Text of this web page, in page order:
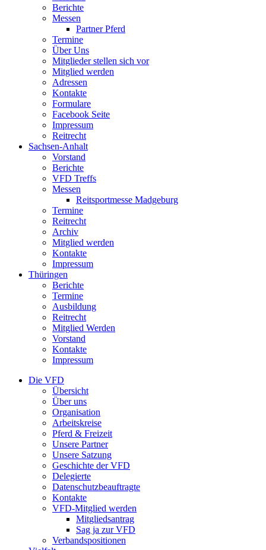
Berichte
Messen
Partner Pferd
Termine
Über Uns
Mitglieder stellen sich vor
Mitglied werden
Adressen
Kontakte
Formulare
Facebook Seite
Impressum
Reitrecht
Sachsen-Anhalt
Vorstand
Berichte
VFD Treffs
Messen
Reitsportmesse Madgeburg
Termine
Reitrecht
Archiv
Mitglied werden
Kontakte
Impressum
Thüringen
Berichte
Termine
Ausbildung
Reitrecht
Mitglied Werden
Vorstand
Kontakte
Impressum
Die VFD
Übersicht
Über uns
Organisation
Arbeitskreise
Pferd & Freizeit
Unsere Partner
Unsere Satzung
Geschichte der VFD
Delegierte
Datenschutzbeauftragte
Kontakte
VFD-Mitglied werden
Mitgliedsantrag
Sag ja zur VFD
Verbandspositionen